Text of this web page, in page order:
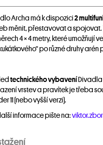
Archa má k dispozici2
měnit, přestavovat a spojovat.
4 × 4 metry, které
po různé druhy
technického vybavení
vrstev a pravítek je třeba
11 (nebo vyšší verzi).
informace pište na: